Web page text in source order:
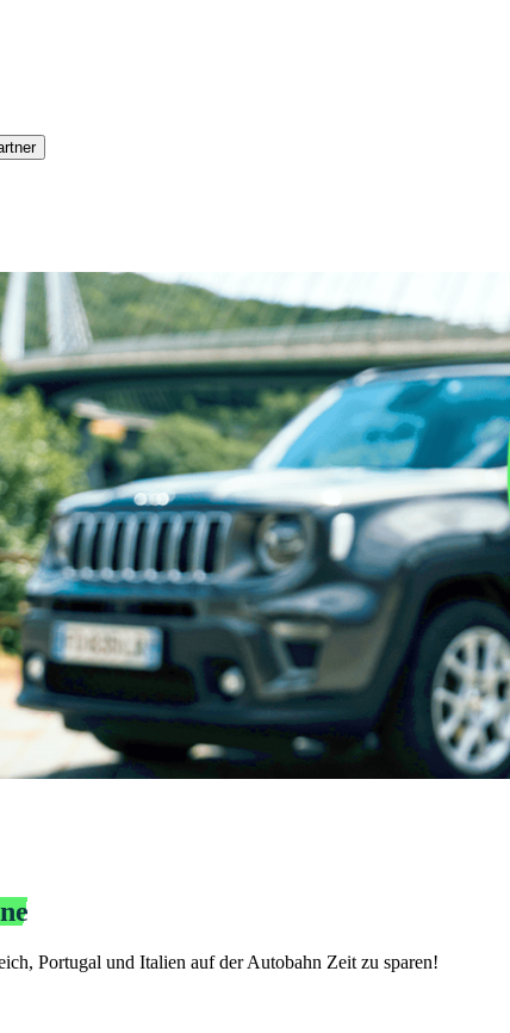
Portugal und Italien auf der Autobahn Zeit zu sparen!